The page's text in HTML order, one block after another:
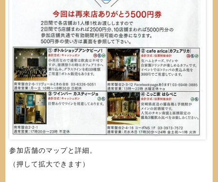
参加店舗のマップと詳細。
（押して拡大できます）